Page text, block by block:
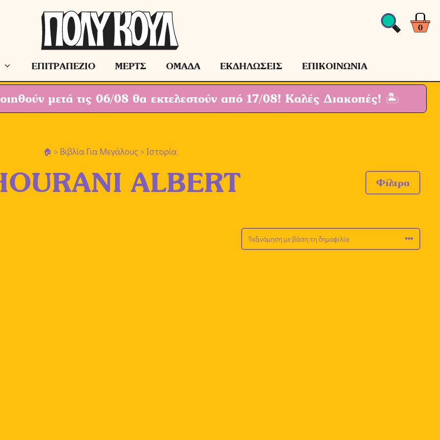
0
ΕΠΙΤΡΑΠΕΖΙΟ ΜΕΡΤΣ ΟΜΑΔΑ ΕΚΔΗΛΩΣΕΙΣ ΕΠΙΚΟΙΝΩΝΙΑ
μετά τις 06/08 θα εκτελεστούν από 17/08! Καλές Διακοπές! 🏝
> Βιβλία Για Μεγάλους > Ιστορία
ALBERT Φίλτρα